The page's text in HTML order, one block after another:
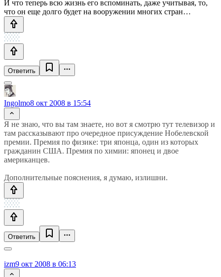
И что теперь всю жизнь его вспоминать, даже учитывая, то,
что он еще долго будет на вооружении многих стран…
Ответить
Ingolmo8 окт 2008 в 15:54
Я не знаю, что вы там знаете, но вот я смотрю тут телевизор и
там рассказывают про очередное присуждение Нобелевской
премии. Премия по физике: три японца, один из которых
гражданин США. Премия по химии: японец и двое
американцев.
Дополнительные пояснения, я думаю, излишни.
Ответить
izm9 окт 2008 в 06:13